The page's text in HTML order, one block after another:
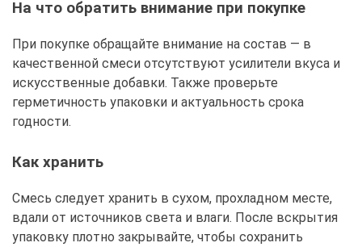
На что обратить внимание при покупке
При покупке обращайте внимание на состав — в
качественной смеси отсутствуют усилители вкуса и
искусственные добавки. Также проверьте
герметичность упаковки и актуальность срока
годности.
Как хранить
Смесь следует хранить в сухом, прохладном месте,
вдали от источников света и влаги. После вскрытия
упаковку плотно закрывайте, чтобы сохранить